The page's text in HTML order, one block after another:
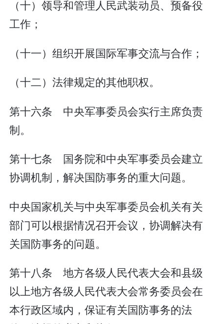
（十）领导和管理人民武装动员、预备役
工作；
（十一）组织开展国际军事交流与合作；
（十二）法律规定的其他职权。
第十六条 中央军事委员会实行主席负责
制。
第十七条 国务院和中央军事委员会建立
协调机制，解决国防事务的重大问题。
中央国家机关与中央军事委员会机关有关
部门可以根据情况召开会议，协调解决有
关国防事务的问题。
第十八条 地方各级人民代表大会和县级
以上地方各级人民代表大会常务委员会在
本行政区域内，保证有关国防事务的法